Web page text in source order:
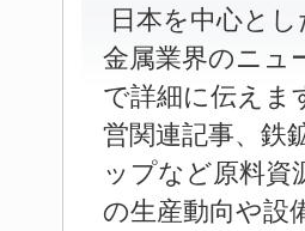
日本を中心と
金属業界のニュ
で詳細に伝えま
営関連記事、鉄
ップなど原料資
の生産動向や設